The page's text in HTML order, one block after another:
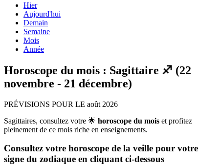
Hier
Aujourd'hui
Demain
Semaine
Mois
Année
Horoscope du mois : Sagittaire ♐ (22
novembre - 21 décembre)
PRÉVISIONS POUR LE août 2026
Sagittaires, consultez votre 🌟 horoscope du mois et profitez
pleinement de ce mois riche en enseignements.
Consultez votre horoscope de la veille pour votre
signe du zodiaque en cliquant ci-dessous